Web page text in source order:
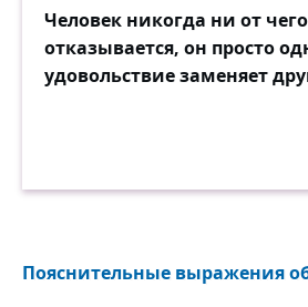
Человек никогда ни от
отказывается, он просто
удовольствие заменяет
Пояснительные выражения